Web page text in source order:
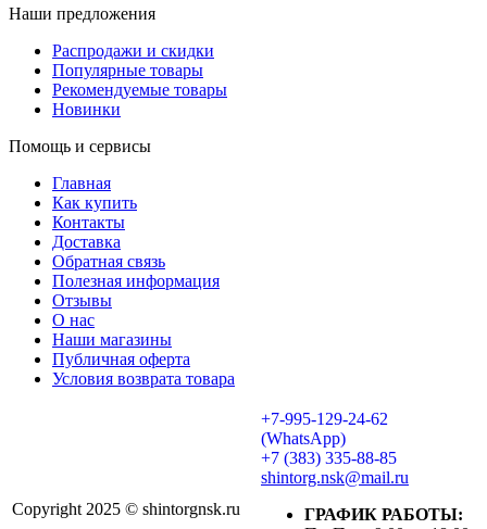
Наши предложения
Распродажи и скидки
Популярные товары
Рекомендуемые товары
Новинки
Помощь и сервисы
Главная
Как купить
Контакты
Доставка
Обратная связь
Полезная информация
Отзывы
О нас
Наши магазины
Публичная оферта
Условия возврата товара
Copyright 2025 © shintorgnsk.ru
+7-995-129-24-62
(WhatsApp)
+7 (383) 335-88-85
shintorg.nsk@mail.ru
ГРАФИК РАБОТЫ: